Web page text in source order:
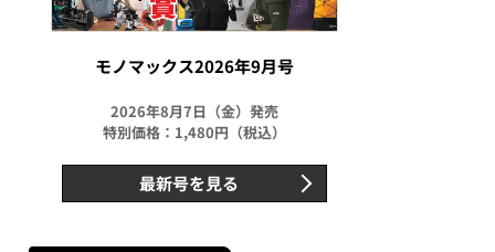
モノマックス2026年9月号
2026年8月7日（金）発売
特別価格：1,480円（税込）
最新号を見る